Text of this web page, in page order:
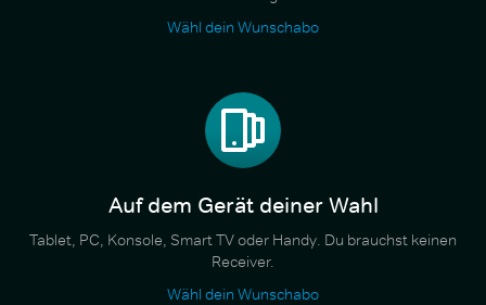
Wähl dein Wunschabo
Auf dem Gerät deiner Wahl
Tablet, PC, Konsole, Smart TV oder Handy. Du brauchst keinen
Receiver.
Wähl dein Wunschabo